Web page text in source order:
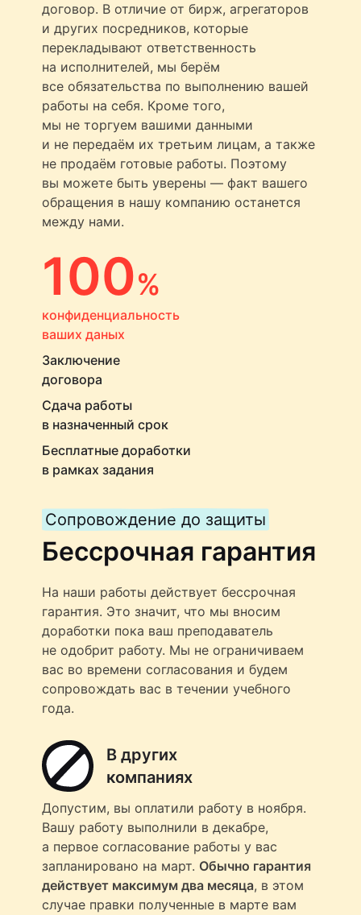
договор. В отличие от бирж, агрегаторов
и других посредников, которые
перекладывают ответственность
на исполнителей, мы берём
все обязательства по выполнению вашей
работы на себя. Кроме того,
мы не торгуем вашими данными
и не передаём их третьим лицам, а также
не продаём готовые работы. Поэтому
вы можете быть уверены — факт вашего
обращения в нашу компанию останется
между нами.
100%
конфиденциальность
ваших даных
Заключение
договора
Сдача работы
в назначенный срок
Бесплатные доработки
в рамках задания
Сопровождение до защиты
Бессрочная гарантия
На наши работы действует бессрочная
гарантия. Это значит, что мы вносим
доработки пока ваш преподаватель
не одобрит работу. Мы не ограничиваем
вас во времени согласования и будем
сопровождать вас в течении учебного
года.
В других
компаниях
Допустим, вы оплатили работу в ноября.
Вашу работу выполнили в декабре,
а первое согласование работы у вас
запланировано на март. Обычно гарантия
действует максимум два месяца, в этом
случае правки полученные в марте вам